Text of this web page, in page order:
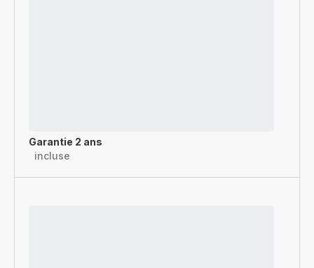
Garantie 2 ans
incluse